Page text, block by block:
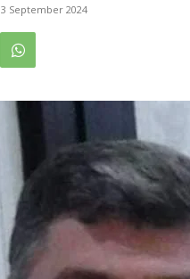
3 September 2024